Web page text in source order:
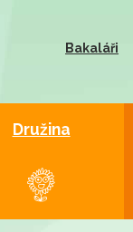
Bakaláři
Družina